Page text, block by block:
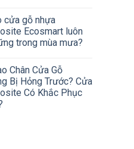
cửa gỗ nhựa
Ecosmart luôn
trong mùa mưa?
Chân Cửa Gỗ
Bị Hỏng Trước? Cửa
Có Khắc Phục